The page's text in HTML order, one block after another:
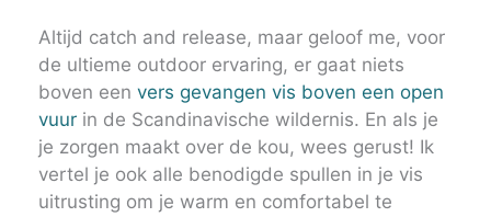
Altijd catch and release, maar geloof me, voor
de ultieme outdoor ervaring, er gaat niets
boven een vers gevangen vis boven een open
vuur in de Scandinavische wildernis. En als je
je zorgen maakt over de kou, wees gerust! Ik
vertel je ook alle benodigde spullen in je vis
uitrusting om je warm en comfortabel te